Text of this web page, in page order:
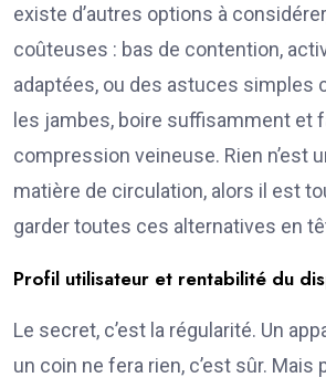
existe d’autres options à
coûteuses : bas de contention,
adaptées, ou des astuces simples
les jambes, boire suffisamment et
compression veineuse. Rien n’est
matière de circulation, alors il est
garder toutes ces alternatives en
Profil utilisateur et rentabilité du
Le secret, c’est la régularité. Un
un coin ne fera rien, c’est sûr. Mais